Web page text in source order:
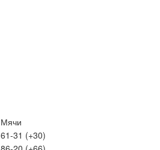
Мячи
61-31 (+30)